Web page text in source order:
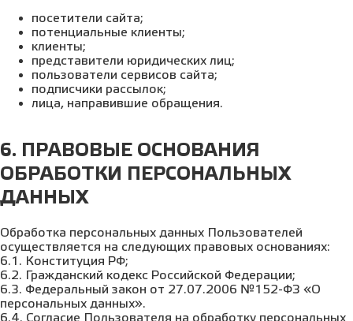
посетители сайта;
потенциальные клиенты;
клиенты;
представители юридических лиц;
пользователи сервисов сайта;
подписчики рассылок;
лица, направившие обращения.
6. ПРАВОВЫЕ ОСНОВАНИЯ
ОБРАБОТКИ ПЕРСОНАЛЬНЫХ
ДАННЫХ
Обработка персональных данных Пользователей
осуществляется на следующих правовых основаниях:
6.1. Конституция РФ;
6.2. Гражданский кодекс Российской Федерации;
6.3. Федеральный закон от 27.07.2006 №152-ФЗ «О
персональных данных».
6.4. Согласие Пользователя на обработку персональных